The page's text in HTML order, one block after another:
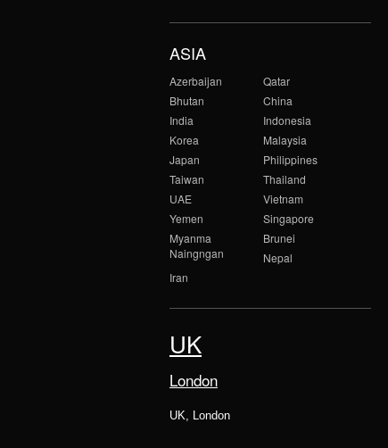
ASIA
Azerbaijan
Qatar
Bhutan
China
India
Indonesia
Korea
Malaysia
Japan
Philippines
Taiwan
Thailand
UAE
Vietnam
Yemen
Singapore
Myanma
Naingngan
Brunei
Nepal
Iran
UK
London
UK, London